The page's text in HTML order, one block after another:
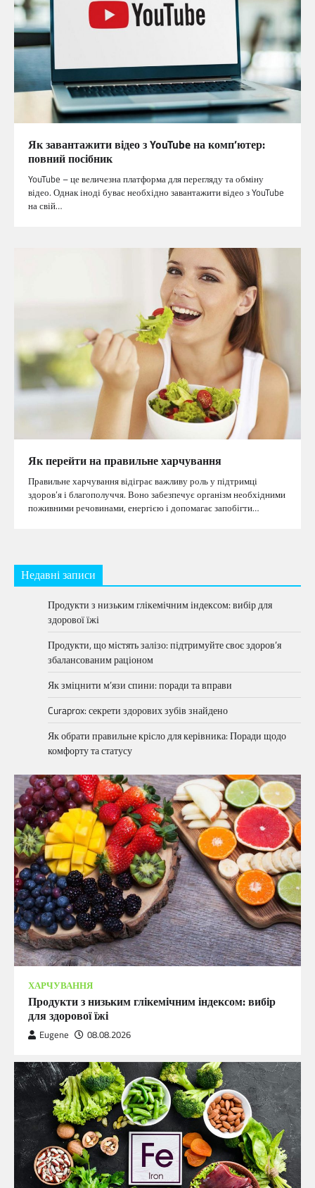
Як завантажити відео з YouTube на комп’ютер:
повний посібник
YouTube – це величезна платформа для перегляду та обміну
відео. Однак іноді буває необхідно завантажити відео з YouTube
на свій…
Як перейти на правильне харчування
Правильне харчування відіграє важливу роль у підтримці
здоров’я і благополуччя. Воно забезпечує організм необхідними
поживними речовинами, енергією і допомагає запобігти…
Недавні записи
Продукти з низьким глікемічним індексом: вибір для
здорової їжі
Продукти, що містять залізо: підтримуйте своє здоров’я
збалансованим раціоном
Як зміцнити м’язи спини: поради та вправи
Curaprox: секрети здорових зубів знайдено
Як обрати правильне крісло для керівника: Поради щодо
комфорту та статусу
ХАРЧУВАННЯ
Продукти з низьким глікемічним індексом: вибір
для здорової їжі
Eugene 08.08.2026